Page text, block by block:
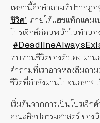
เหล่านี้คือคำถามที่ปรากฏ
ชีวิต’ ภายใต้แฮชแท็กแคม
โปรเจ็กต์ก่อนหน้าในทำนอ
ทบทวนชีวิตของตัวเอง ผ่
คำถามที่เราอาจหลงลืมถา
ชีวิตที่กำลังผ่านไปจนกลาย
เริ่มต้นจากการเป็นโปรเจ็
คณะศิลปกรรมศาสตร์ ขอ